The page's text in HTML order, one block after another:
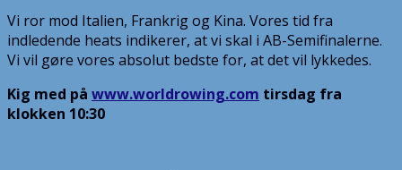
Vi ror mod Italien, Frankrig og Kina. Vores tid fra
indledende heats indikerer, at vi skal i AB-Semifinalerne.
Vi vil gøre vores absolut bedste for, at det vil lykkedes.
Kig med på www.worldrowing.com tirsdag fra
klokken 10:30